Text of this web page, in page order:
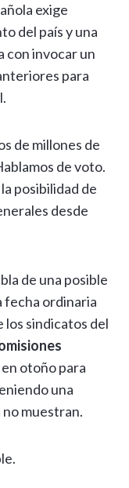
exige
del país y una
con invocar un
para
de millones de
de voto.
posibilidad de
desde
de una posible
fecha ordinaria
los sindicatos del
otoño para
una
muestran.